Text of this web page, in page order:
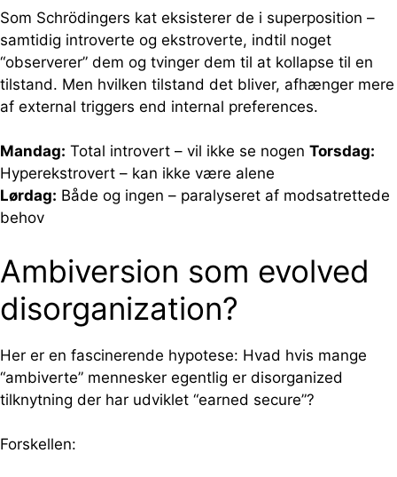
Som Schrödingers kat eksisterer de i superposition –
samtidig introverte og ekstroverte, indtil noget
“observerer” dem og tvinger dem til at kollapse til en
tilstand. Men hvilken tilstand det bliver, afhænger mere
af external triggers end internal preferences.
Mandag: Total introvert – vil ikke se nogen Torsdag:
Hyperekstrovert – kan ikke være alene
Lørdag: Både og ingen – paralyseret af modsatrettede
behov
Ambiversion som evolved
disorganization?
Her er en fascinerende hypotese: Hvad hvis mange
“ambiverte” mennesker egentlig er disorganized
tilknytning der har udviklet “earned secure”?
Forskellen: